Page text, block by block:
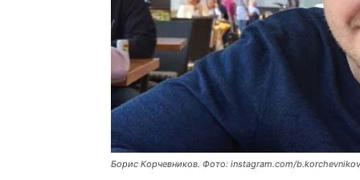
Борис Корчевников. Фото: instagram.com/